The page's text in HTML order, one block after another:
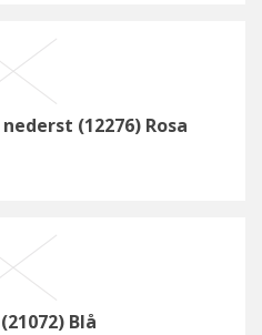
(12276) Rosa
Blå